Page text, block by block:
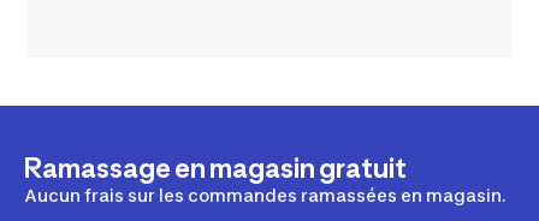
Ramassage en magasin gratuit
Aucun frais sur les commandes ramassées en magasin.